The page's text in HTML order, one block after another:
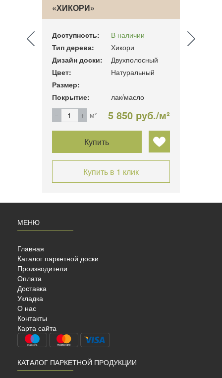
«ХИКОРИ»
Доступность:
В наличии
Тип дерева:
Хикори
Дизайн доски:
Двухполосный
Цвет:
Натуральный
Размер:
Покрытие:
лак/масло
м²
5 850 руб./м²
Купить
Купить в 1 клик
МЕНЮ
Главная
Каталог паркетной доски
Производители
Оплата
Доставка
Укладка
О нас
Контакты
Карта сайта
КАТАЛОГ ПАРКЕТНОЙ ПРОДУКЦИИ